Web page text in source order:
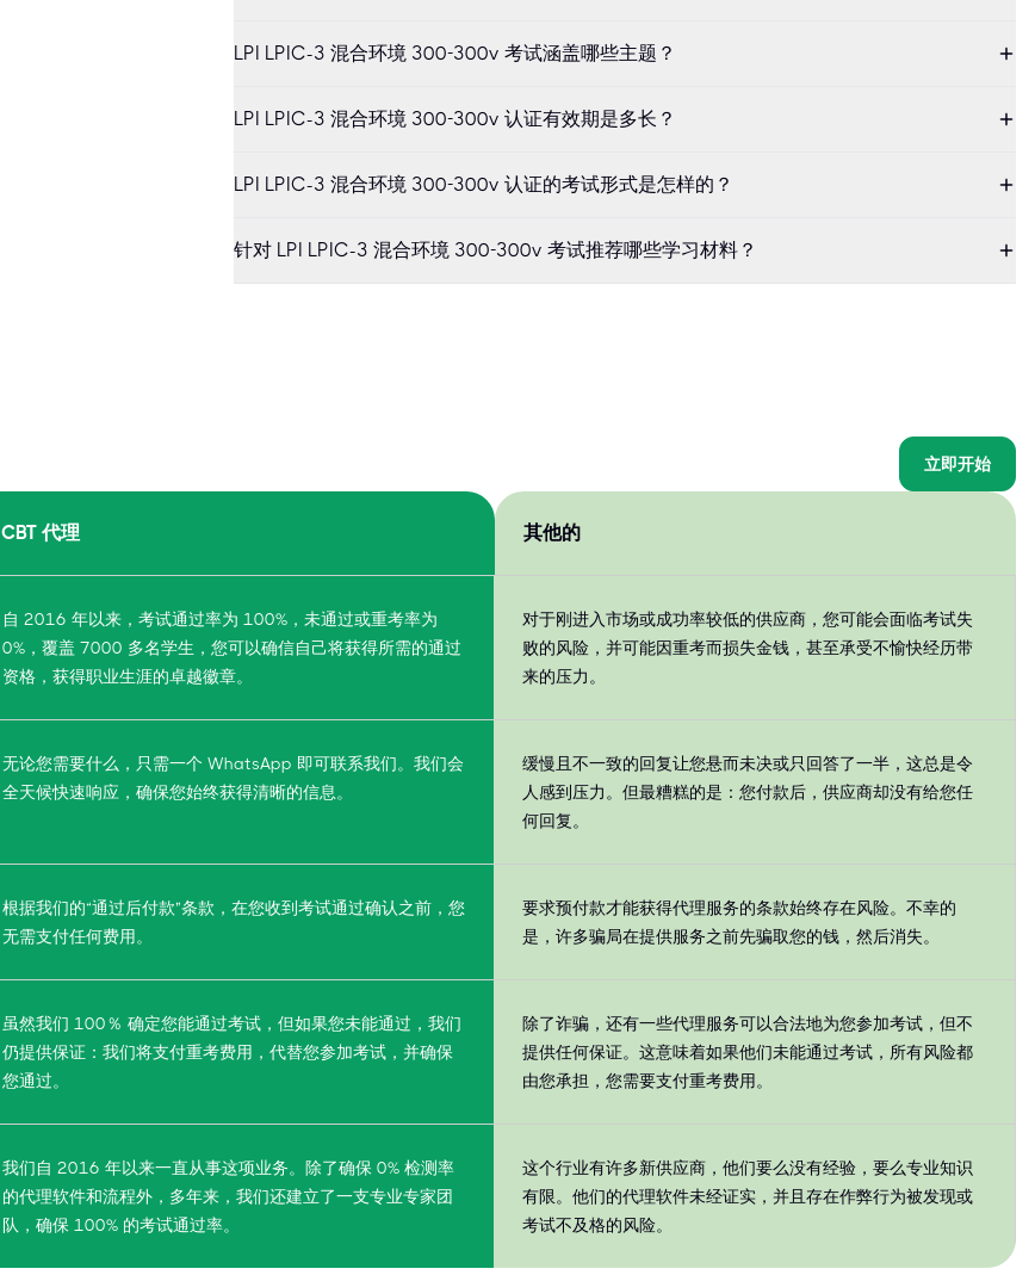
LPI LPIC-3 混合环境 300-300v 考试涵盖哪些主题？
LPI LPIC-3 混合环境 300-300v 认证有效期是多长？
LPI LPIC-3 混合环境 300-300v 认证的考试形式是怎样的？
针对 LPI LPIC-3 混合环境 300-300v 考试推荐哪些学习材料？
立即开始
CBT 代理 其他的
自 2016 年以来，考试通过率为 100%，未通过或重考率为
0%，覆盖 7000 多名学生，您可以确信自己将获得所需的通过
资格，获得职业生涯的卓越徽章。
对于刚进入市场或成功率较低的供应商，您可能会面临考试失
败的风险，并可能因重考而损失金钱，甚至承受不愉快经历带
来的压力。
无论您需要什么，只需一个 WhatsApp 即可联系我们。我们会
全天候快速响应，确保您始终获得清晰的信息。
缓慢且不一致的回复让您悬而未决或只回答了一半，这总是令
人感到压力。但最糟糕的是：您付款后，供应商却没有给您任
何回复。
根据我们的“通过后付款”条款，在您收到考试通过确认之前，您
无需支付任何费用。
要求预付款才能获得代理服务的条款始终存在风险。不幸的
是，许多骗局在提供服务之前先骗取您的钱，然后消失。
虽然我们 100％ 确定您能通过考试，但如果您未能通过，我们
仍提供保证：我们将支付重考费用，代替您参加考试，并确保
您通过。
除了诈骗，还有一些代理服务可以合法地为您参加考试，但不
提供任何保证。这意味着如果他们未能通过考试，所有风险都
由您承担，您需要支付重考费用。
我们自 2016 年以来一直从事这项业务。除了确保 0% 检测率
的代理软件和流程外，多年来，我们还建立了一支专业专家团
队，确保 100% 的考试通过率。
这个行业有许多新供应商，他们要么没有经验，要么专业知识
有限。他们的代理软件未经证实，并且存在作弊行为被发现或
考试不及格的风险。